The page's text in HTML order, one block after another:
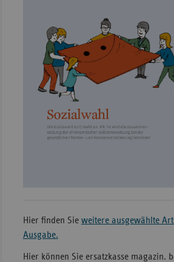
Hier finden Sie weitere ausgewählte
Ausgabe.
Hier können Sie ersatzkasse magazin.